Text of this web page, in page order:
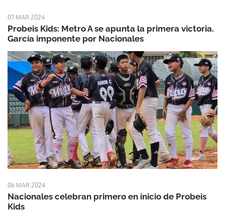
07 MAR 2024
Probeis Kids: Metro A se apunta la primera victoria.
García imponente por Nacionales
06 MAR 2024
Nacionales celebran primero en inicio de Probeis
Kids